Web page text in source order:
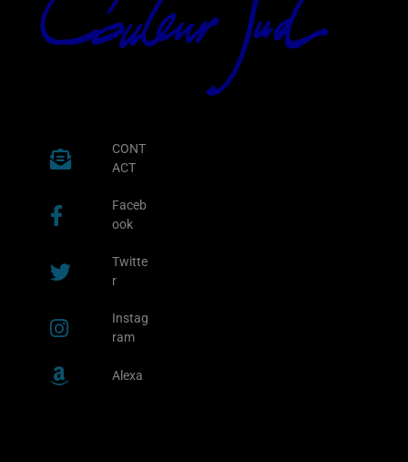
CONT
ACT
Faceb
ook
Twitte
r
Instag
ram
Alexa